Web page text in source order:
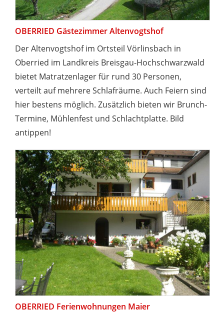
OBERRIED Gästezimmer Altenvogtshof
Der Altenvogtshof im Ortsteil Vörlinsbach in
Oberried im Landkreis Breisgau-Hochschwarzwald
bietet Matratzenlager für rund 30 Personen,
verteilt auf mehrere Schlafräume. Auch Feiern sind
hier bestens möglich. Zusätzlich bieten wir Brunch-
Termine, Mühlenfest und Schlachtplatte. Bild
antippen!
OBERRIED Ferienwohnungen Maier